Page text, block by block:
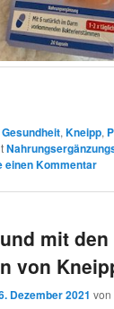
Gesundheit,Kneipp,
einen Kommentar
mit den
von
Dezember 2021 von